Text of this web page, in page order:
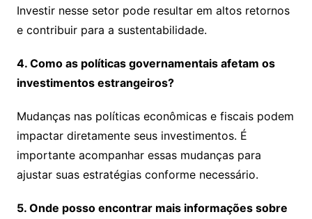
Investir nesse setor pode resultar em altos retornos
e contribuir para a sustentabilidade.
4. Como as políticas governamentais afetam os
investimentos estrangeiros?
Mudanças nas políticas econômicas e fiscais podem
impactar diretamente seus investimentos. É
importante acompanhar essas mudanças para
ajustar suas estratégias conforme necessário.
5. Onde posso encontrar mais informações sobre